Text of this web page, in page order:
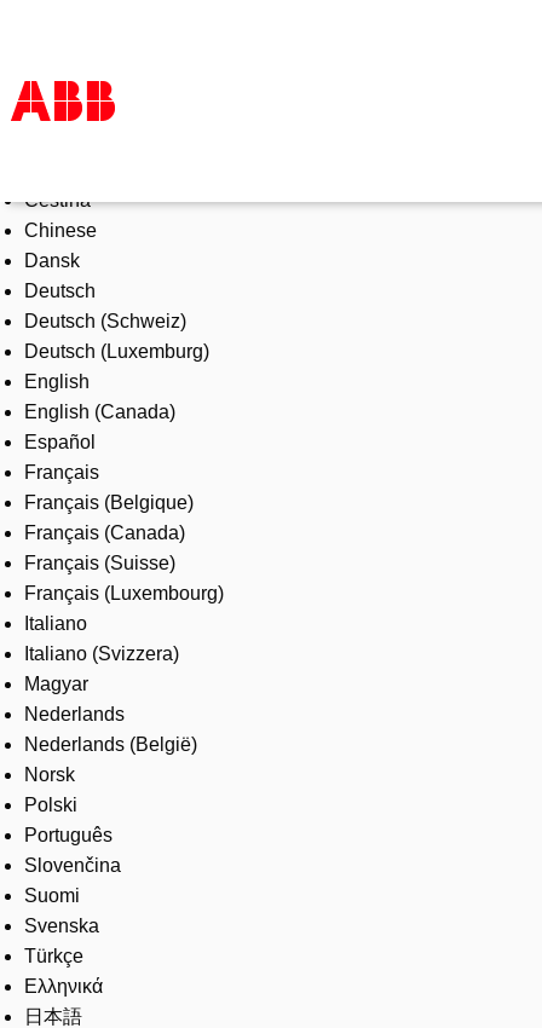
Products & Solutions
Industries
Services
About us
Where to buy
Contact us
Careers
Čeština
Chinese
Dansk
Deutsch
Deutsch (Schweiz)
Deutsch (Luxemburg)
English
English (Canada)
Español
Français
Français (Belgique)
Français (Canada)
Français (Suisse)
Français (Luxembourg)
Italiano
Italiano (Svizzera)
Magyar
Nederlands
Nederlands (België)
Norsk
Polski
Português
Slovenčina
Suomi
Svenska
Türkçe
Ελληνικά
日本語